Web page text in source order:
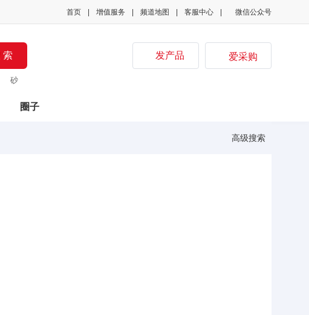
微信公众号
客服中心
频道地图
增值服务
首页
砂
爱采购
发产品
圈子
高级搜索